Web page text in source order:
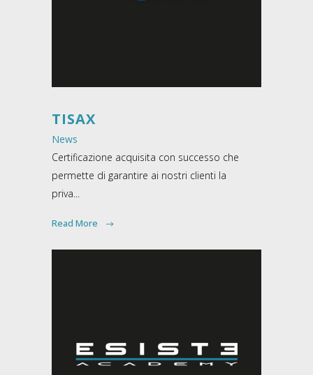
TISAX
News
Certificazione acquisita con successo che
permette di garantire ai nostri clienti la
priva...
Read More